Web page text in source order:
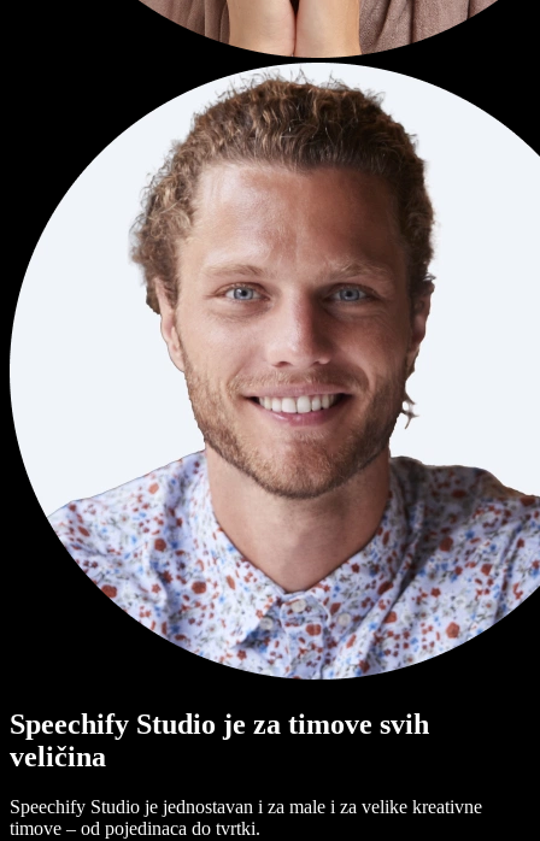
Speechify Studio je za timove svih
veličina
Speechify Studio je jednostavan i za male i za velike kreativne
timove – od pojedinaca do tvrtki.